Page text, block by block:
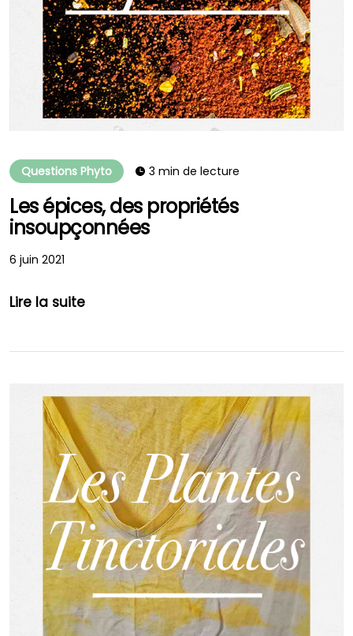
Questions Phyto 3 min de lecture
Les épices, des propriétés
insoupçonnées
6 juin 2021
Lire la suite